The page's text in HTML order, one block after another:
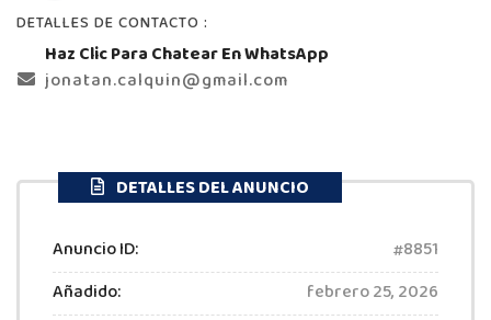
DETALLES DE CONTACTO :
Haz Clic Para Chatear En WhatsApp
jonatan.calquin@gmail.com
DETALLES DEL ANUNCIO
Anuncio ID:
8851
Añadido:
febrero 25, 2026